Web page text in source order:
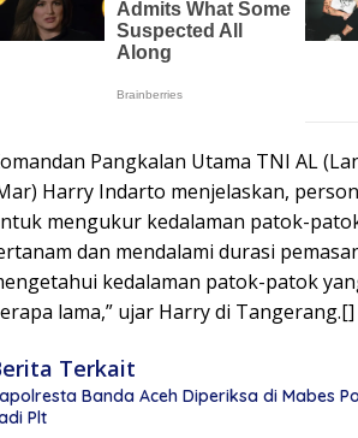
Pangkalan Utama TNI AL
Harry Indarto menjelaskan,
mengukur kedalaman patok-
dan mendalami durasi
kedalaman patok-patok
lama,” ujar Harry di Tangerang.[]
Terkait
Banda Aceh Diperiksa di Mabes
Plt